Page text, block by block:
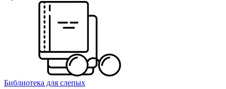
Библиотека для слепых